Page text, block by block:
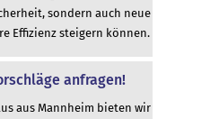
sondern auch neue
Effizienz steigern können.
anfragen!
aus Mannheim bieten wir